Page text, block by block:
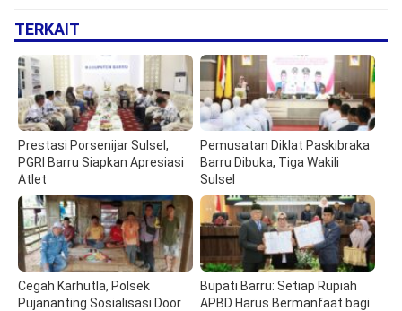
TERKAIT
Prestasi Porsenijar Sulsel,
PGRI Barru Siapkan Apresiasi
Atlet
Pemusatan Diklat Paskibraka
Barru Dibuka, Tiga Wakili
Sulsel
Cegah Karhutla, Polsek
Pujananting Sosialisasi Door
Bupati Barru: Setiap Rupiah
APBD Harus Bermanfaat bagi